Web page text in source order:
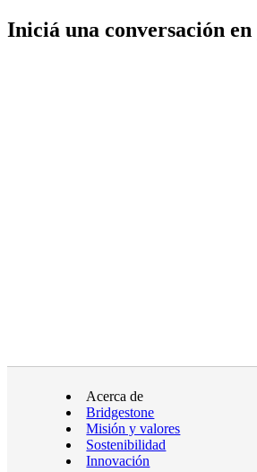
Iniciá una conversación en
Acerca de
Bridgestone
Misión y valores
Sostenibilidad
Innovación